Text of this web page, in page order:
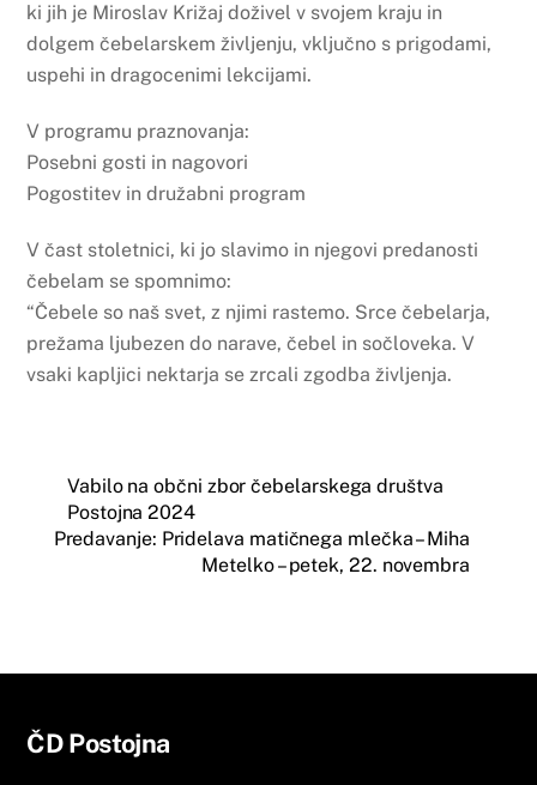
ki jih je Miroslav Križaj doživel v svojem kraju in
dolgem čebelarskem življenju, vključno s prigodami,
uspehi in dragocenimi lekcijami.
V programu praznovanja:
Posebni gosti in nagovori
Pogostitev in družabni program
V čast stoletnici, ki jo slavimo in njegovi predanosti
čebelam se spomnimo:
“Čebele so naš svet, z njimi rastemo. Srce čebelarja,
prežama ljubezen do narave, čebel in sočloveka. V
vsaki kapljici nektarja se zrcali zgodba življenja.
Vabilo na občni zbor čebelarskega društva
Postojna 2024
Predavanje: Pridelava matičnega mlečka – Miha
Metelko – petek, 22. novembra
ČD Postojna